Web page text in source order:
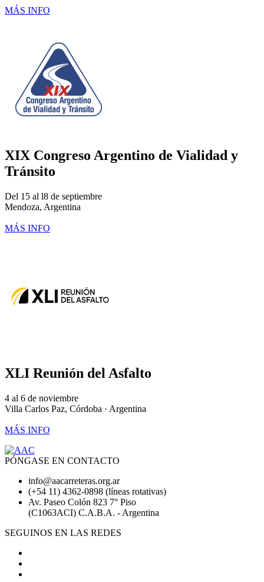
MÁS INFO
XIX Congreso Argentino de Vialidad y
Tránsito
Del 15 al l8 de septiembre
Mendoza, Argentina
MÁS INFO
XLI Reunión del Asfalto
4 al 6 de noviembre
Villa Carlos Paz, Córdoba · Argentina
MÁS INFO
PÓNGASE EN CONTACTO
info@aacarreteras.org.ar
(+54 11) 4362-0898 (líneas rotativas)
Av. Paseo Colón 823 7° Piso
(C1063ACI) C.A.B.A. - Argentina
SEGUINOS EN LAS REDES